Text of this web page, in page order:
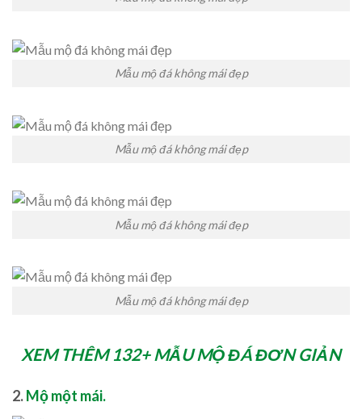
Mẫu mộ đá không mái đẹp
Mẫu mộ đá không mái đẹp
Mẫu mộ đá không mái đẹp
Mẫu mộ đá không mái đẹp
XEM THÊM 132+ MẪU MỘ ĐÁ ĐƠN GIẢN
2.Mộ một mái.